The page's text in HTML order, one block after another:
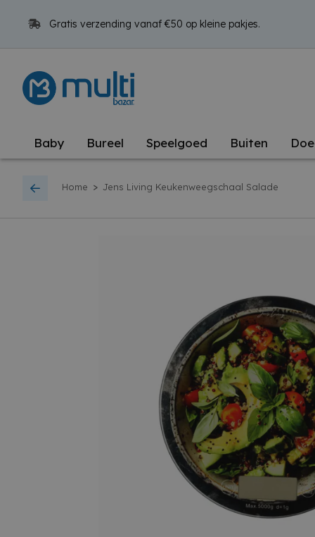
Gratis verzending vanaf €50 op kleine pakjes.
Baby Bureel Speelgoed Buiten
Home > Jens Living Keukenweegschaal Salade